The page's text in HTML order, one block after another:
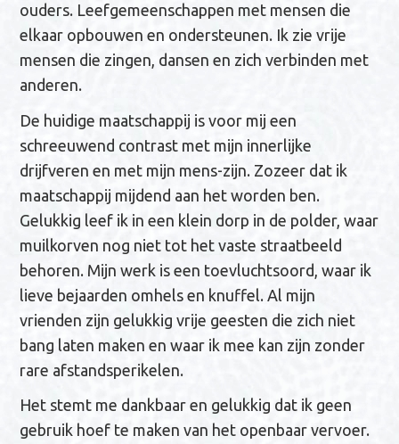
ouders. Leefgemeenschappen met mensen die
elkaar opbouwen en ondersteunen. Ik zie vrije
mensen die zingen, dansen en zich verbinden met
anderen.
De huidige maatschappij is voor mij een
schreeuwend contrast met mijn innerlijke
drijfveren en met mijn mens-zijn. Zozeer dat ik
maatschappij mijdend aan het worden ben.
Gelukkig leef ik in een klein dorp in de polder, waar
muilkorven nog niet tot het vaste straatbeeld
behoren. Mijn werk is een toevluchtsoord, waar ik
lieve bejaarden omhels en knuffel. Al mijn
vrienden zijn gelukkig vrije geesten die zich niet
bang laten maken en waar ik mee kan zijn zonder
rare afstandsperikelen.
Het stemt me dankbaar en gelukkig dat ik geen
gebruik hoef te maken van het openbaar vervoer.